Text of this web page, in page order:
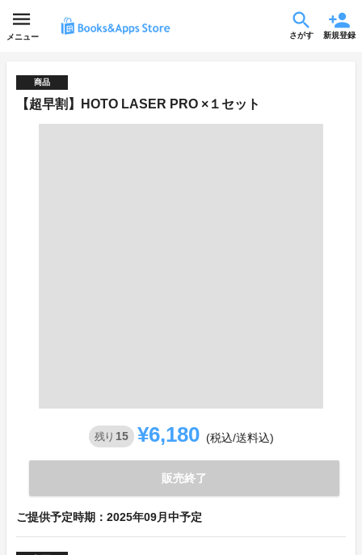
メニュー さがす 新規登録
商品
【超早割】HOTO LASER PRO ×１セット
残り 15 ¥6,180 (税込/送料込)
販売終了
ご提供予定時期：2025年09月中予定